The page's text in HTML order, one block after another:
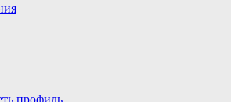
профиль